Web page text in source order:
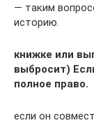
— таким
историю.
книжке или
выбросит)
полное право.
если он